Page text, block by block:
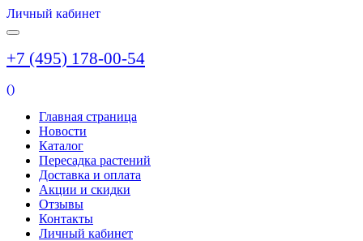
Личный кабинет
+7 (495) 178-00-54
()
Главная страница
Новости
Каталог
Пересадка растений
Доставка и оплата
Акции и скидки
Отзывы
Контакты
Личный кабинет